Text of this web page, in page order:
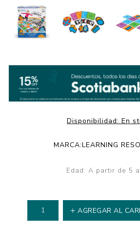
Disponibilidad: En
MARCA:LEARNING
Edad: A partir de 5
AGREGAR AL